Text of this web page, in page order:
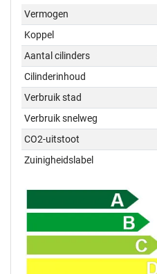
Vermogen
Koppel
Aantal cilinders
Cilinderinhoud
Verbruik stad
Verbruik snelweg
CO2-uitstoot
Zuinigheidslabel